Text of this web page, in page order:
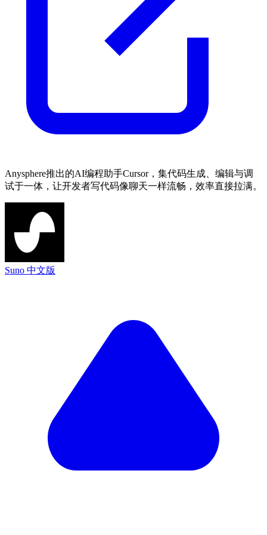
Anysphere推出的AI编程助手Cursor，集代码生成、编辑与调
试于一体，让开发者写代码像聊天一样流畅，效率直接拉满。
Suno 中文版